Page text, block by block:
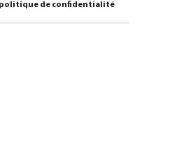
politique de confidentialité